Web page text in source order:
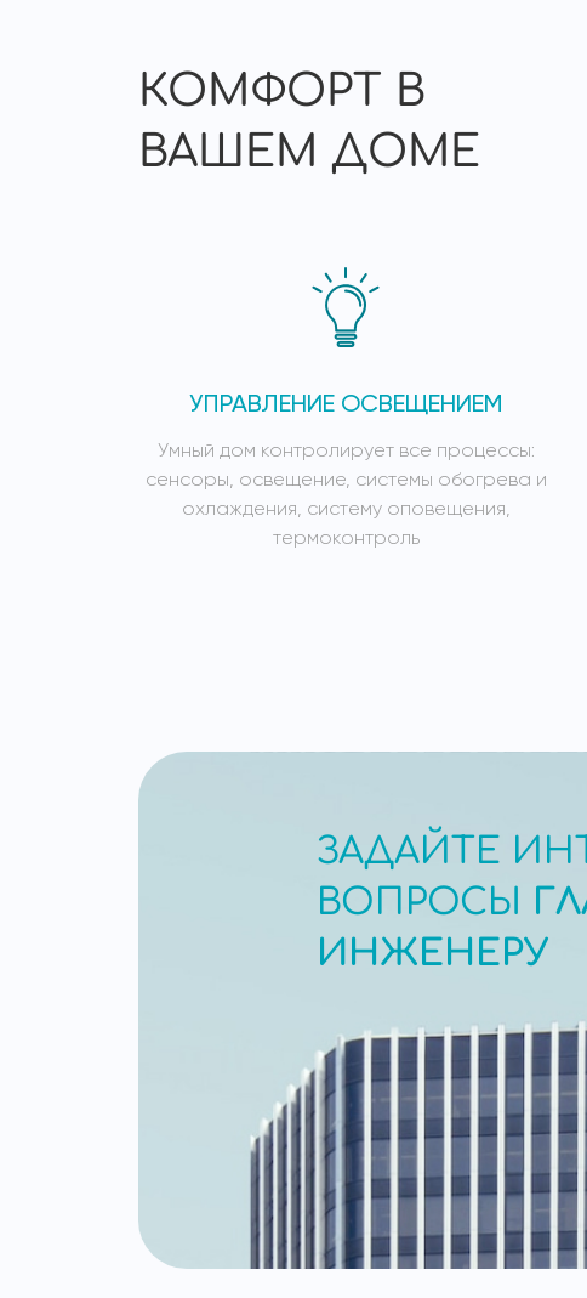
КОМФОРТ В
ВАШЕМ ДОМЕ
УПРАВЛЕНИЕ ОСВЕЩЕНИЕМ
Умный дом контролирует все процессы:
сенсоры, освещение, системы обогрева и
охлаждения, систему оповещения,
термоконтроль
ЗАДАЙТЕ
ВОПРОСЫ
ИНЖЕНЕРУ